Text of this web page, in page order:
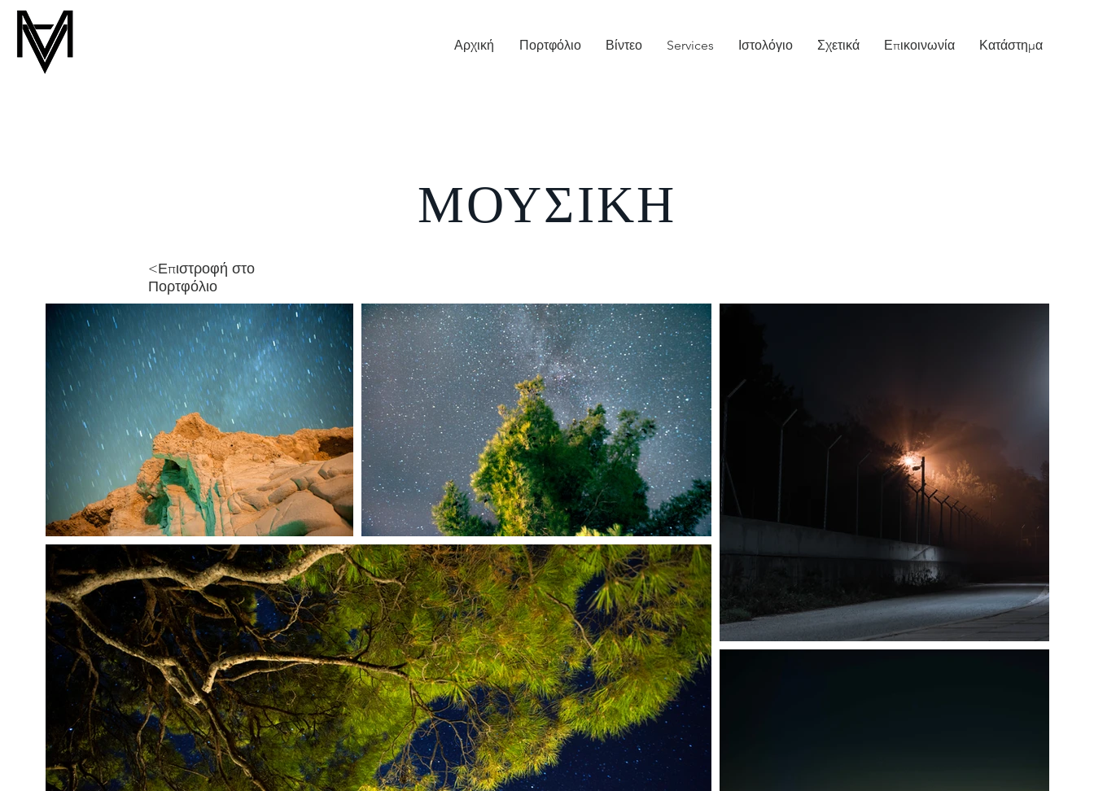
Αρχική Πορτφόλιο Βίντεο Services Ιστολόγιο Σχετικά Επικοινωνία Κατάστημα
ΜΟΥΣΙΚΗ
<Επιστροφή στο
Πορτφόλιο